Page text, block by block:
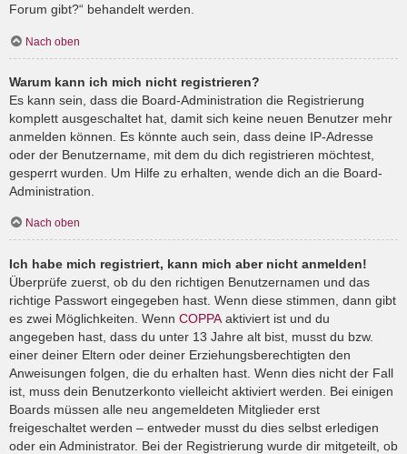
Forum gibt?“ behandelt werden.
Nach oben
Warum kann ich mich nicht registrieren?
Es kann sein, dass die Board-Administration die Registrierung
komplett ausgeschaltet hat, damit sich keine neuen Benutzer mehr
anmelden können. Es könnte auch sein, dass deine IP-Adresse
oder der Benutzername, mit dem du dich registrieren möchtest,
gesperrt wurden. Um Hilfe zu erhalten, wende dich an die Board-
Administration.
Nach oben
Ich habe mich registriert, kann mich aber nicht anmelden!
Überprüfe zuerst, ob du den richtigen Benutzernamen und das
richtige Passwort eingegeben hast. Wenn diese stimmen, dann gibt
es zwei Möglichkeiten. Wenn COPPA aktiviert ist und du
angegeben hast, dass du unter 13 Jahre alt bist, musst du bzw.
einer deiner Eltern oder deiner Erziehungsberechtigten den
Anweisungen folgen, die du erhalten hast. Wenn dies nicht der Fall
ist, muss dein Benutzerkonto vielleicht aktiviert werden. Bei einigen
Boards müssen alle neu angemeldeten Mitglieder erst
freigeschaltet werden – entweder musst du dies selbst erledigen
oder ein Administrator. Bei der Registrierung wurde dir mitgeteilt, ob